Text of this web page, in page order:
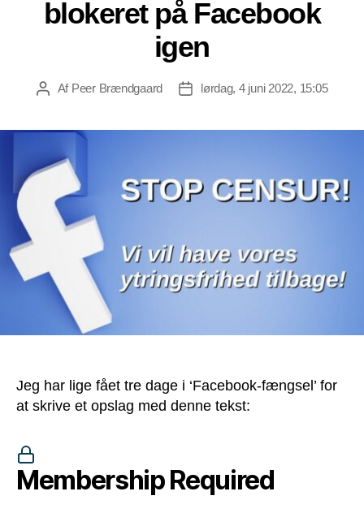
blokeret på Facebook
igen
Indlægsforfatter
Af Peer Brændgaard Indlægsdato
lørdag, 4 juni 2022, 15:05
Jeg har lige fået tre dage i ‘Facebook-fængsel’ for
at skrive et opslag med denne tekst:
Membership Required